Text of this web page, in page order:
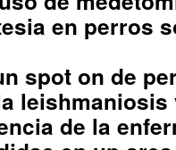
en perros
spot on de
de la